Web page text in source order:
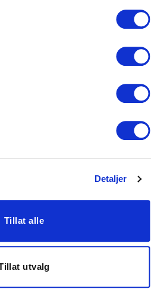
Detaljer
Tillat alle
utvalg